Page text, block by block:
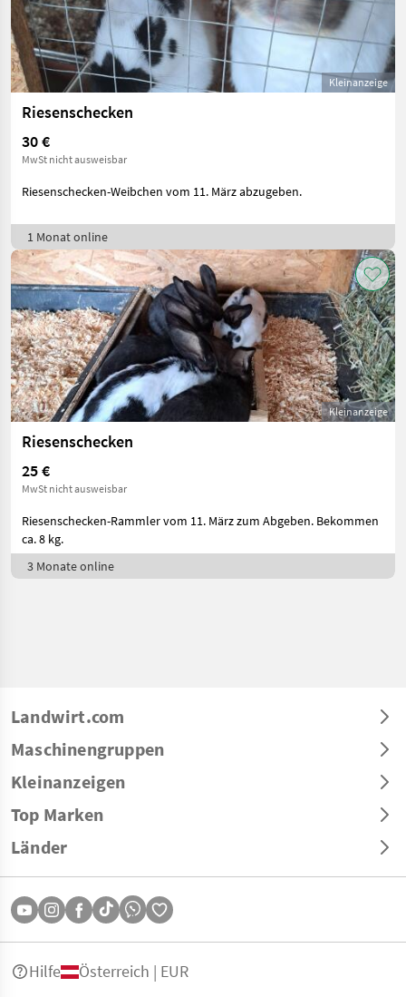
Kleinanzeige
Riesenschecken
30 €
MwSt nicht ausweisbar
Riesenschecken-Weibchen vom 11. März abzugeben.
1 Monat online
Kleinanzeige
Riesenschecken
25 €
MwSt nicht ausweisbar
Riesenschecken-Rammler vom 11. März zum Abgeben. Bekommen
ca. 8 kg.
3 Monate online
Landwirt.com
Maschinengruppen
Kleinanzeigen
Top Marken
Länder
Hilfe Österreich | EUR